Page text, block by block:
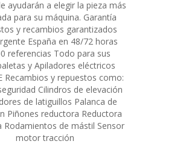
ayudarán a elegir la pieza más
para su máquina. Garantía
y recambios garantizados
España en 48/72 horas
referencias Todo para sus
y Apiladores eléctricos
Recambios y repuestos como:
Cilindros de elevación
de latiguillos Palanca de
Piñones reductora Reductora
Rodamientos de mástil Sensor
motor tracción